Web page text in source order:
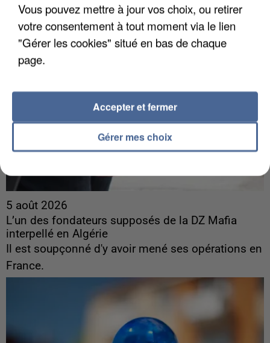
5 août 2026
L’un des fondateurs supposés de la DZ Mafia
interpellé en Algérie
Il est soupçonné d'y avoir mené ses opérations en
France.
Vous pouvez mettre à jour vos choix, ou retirer
votre consentement à tout moment via le lien
"Gérer les cookies" situé en bas de chaque
page.
Gérer mes choix
Accepter et fermer